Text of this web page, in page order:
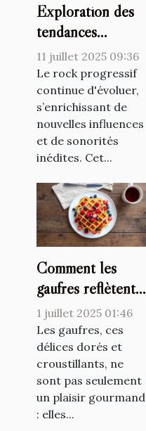
Exploration des
tendances
émergentes dans
le rock progressif
11 juillet 2025 09:36
Le rock progressif
continue d'évoluer,
s’enrichissant de
nouvelles influences
et de sonorités
inédites. Cet...
Comment les
gaufres reflètent-
elles les
changements
culturels ?
1 juillet 2025 01:46
Les gaufres, ces
délices dorés et
croustillants, ne
sont pas seulement
un plaisir gourmand
: elles...